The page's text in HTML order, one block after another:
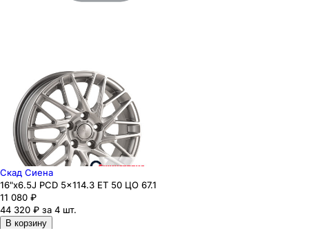
Скад Сиена
16"x6.5J PCD 5x114.3 ЕТ 50 ЦО 67.1
11 080 ₽
44 320 ₽ за 4 шт.
В корзину